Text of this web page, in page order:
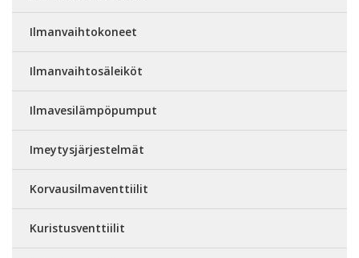
Ilmanvaihtokoneet
Ilmanvaihtosäleiköt
Ilmavesilämpöpumput
Imeytysjärjestelmät
Korvausilmaventtiilit
Kuristusventtiilit